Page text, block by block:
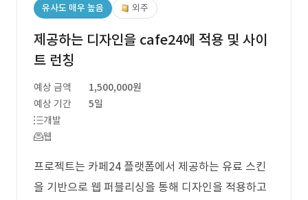
유사도 매우 높음 외주
제공하는 디자인을 cafe24에 적용 및 사이
트 런칭
예상 금액
1,500,000원
예상 기간
5일
개발
웹
프로젝트는 카페24 플랫폼에서 제공하는 유료 스킨
을 기반으로 웹 퍼블리싱을 통해 디자인을 적용하고